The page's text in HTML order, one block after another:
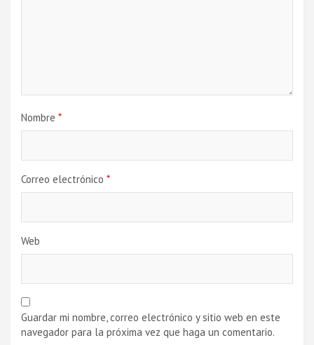
Nombre *
Correo electrónico *
Web
Guardar mi nombre, correo electrónico y sitio web en este
navegador para la próxima vez que haga un comentario.